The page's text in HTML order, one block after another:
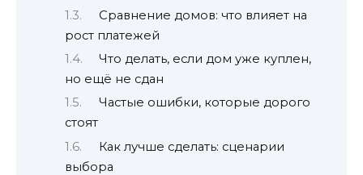
Сравнение домов: что влияет на
рост платежей
Что делать, если дом уже куплен,
но ещё не сдан
Частые ошибки, которые дорого
стоят
Как лучше сделать: сценарии
выбора